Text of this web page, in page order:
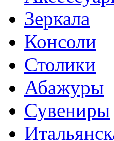
Зеркала
Консоли
Столики
Абажуры
Сувениры